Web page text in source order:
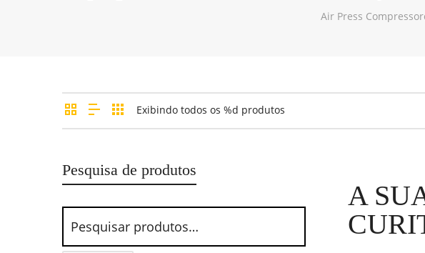
Air Press
Exibindo todos os %d produtos
A
Pesquisa de produtos